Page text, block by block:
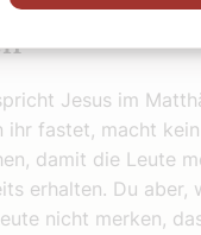
Jesus im
ihr fastet, macht
damit die Leute
erhalten. Du aber,
nicht merken,